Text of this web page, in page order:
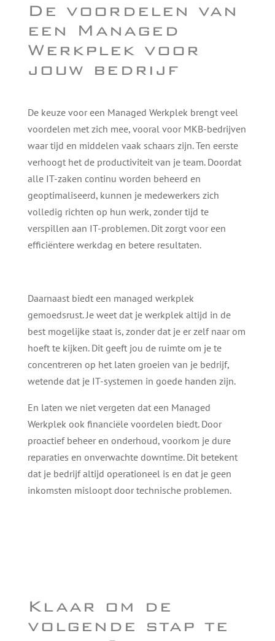
De voordelen van
een Managed
Werkplek voor
jouw bedrijf
De keuze voor een Managed Werkplek brengt veel
voordelen met zich mee, vooral voor MKB-bedrijven
waar tijd en middelen vaak schaars zijn. Ten eerste
verhoogt het de productiviteit van je team. Doordat
alle IT-zaken continu worden beheerd en
geoptimaliseerd, kunnen je medewerkers zich
volledig richten op hun werk, zonder tijd te
verspillen aan IT-problemen. Dit zorgt voor een
efficiëntere werkdag en betere resultaten.
Daarnaast biedt een managed werkplek
gemoedsrust. Je weet dat je werkplek altijd in de
best mogelijke staat is, zonder dat je er zelf naar om
hoeft te kijken. Dit geeft jou de ruimte om je te
concentreren op het laten groeien van je bedrijf,
wetende dat je IT-systemen in goede handen zijn.
En laten we niet vergeten dat een Managed
Werkplek ook financiële voordelen biedt. Door
proactief beheer en onderhoud, voorkom je dure
reparaties en onverwachte downtime. Dit betekent
dat je bedrijf altijd operationeel is en dat je geen
inkomsten misloopt door technische problemen.
Klaar om de
volgende stap te